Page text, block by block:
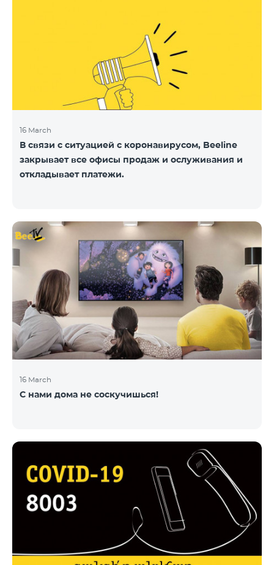
16 March
В связи с ситуацией с коронавирусом, Beeline
закрывает все офисы продаж и ослуживания и
откладывает платежи.
16 March
С нами дома не соскучишься!